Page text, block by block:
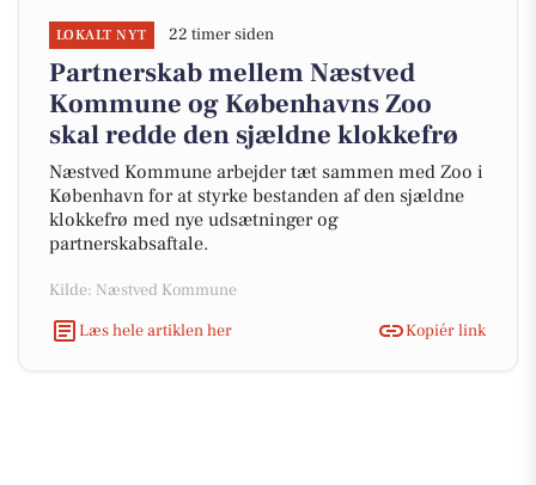
LOKALT NYT 22 timer siden
Partnerskab mellem Næstved
Kommune og Københavns Zoo
skal redde den sjældne klokkefrø
Næstved Kommune arbejder tæt sammen med Zoo i
København for at styrke bestanden af den sjældne
klokkefrø med nye udsætninger og
partnerskabsaftale.
Kilde: Næstved Kommune
Læs hele artiklen her
Kopiér link